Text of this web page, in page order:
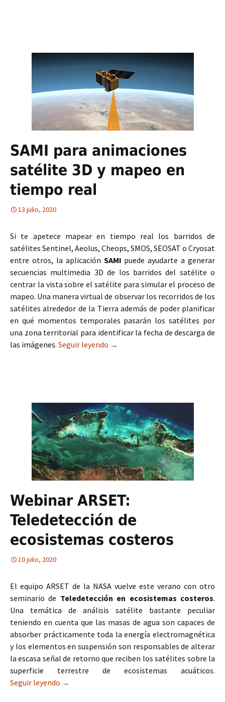
SAMI para animaciones
satélite 3D y mapeo en
tiempo real
13 julio, 2020
Si te apetece mapear en tiempo real los barridos de
satélites Sentinel, Aeolus, Cheops, SMOS, SEOSAT o Cryosat
entre otros, la aplicación SAMI puede ayudarte a generar
secuencias multimedia 3D de los barridos del satélite o
centrar la vista sobre el satélite para simular el proceso de
mapeo. Una manera virtual de observar los recorridos de los
satélites alrededor de la Tierra además de poder planificar
en qué momentos temporales pasarán los satélites por
una zona territorial para identificar la fecha de descarga de
las imágenes. Seguir leyendo SAMI para animaciones satélite
→
Webinar ARSET:
Teledetección de
ecosistemas costeros
10 julio, 2020
El equipo ARSET de la NASA vuelve este verano con otro
seminario de Teledetección en ecosistemas costeros.
Una temática de análisis satélite bastante peculiar
teniendo en cuenta que las masas de agua son capaces de
absorber prácticamente toda la energía electromagnética
y los elementos en suspensión son responsables de alterar
la escasa señal de retorno que reciben los satélites sobre la
superficie terrestre de ecosistemas acuáticos.
Seguir leyendo Webinar ARSET: Teledetección de ecosistemas
→